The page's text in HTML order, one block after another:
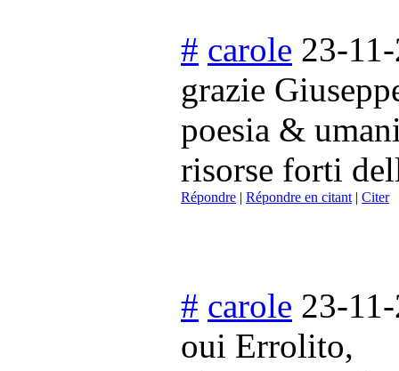
# carole 23-
grazie
poesia &
risorse forti
Répondre | Répondre en citant| Citer
# carole 23-
oui Errolito,